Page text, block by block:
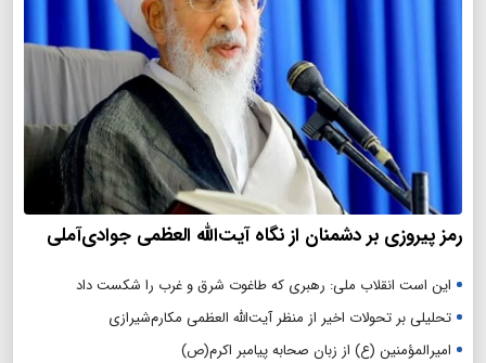
رمز پیروزی بر دشمنان از نگاه آیت‌الله العظمی جوادی‌آملی
این است انقلاب ملی: رهبری که طاغوت شرق و غرب را شکست داد
تحلیلی بر تحولات اخیر از منظر آیت‌الله العظمی مکارم‌شیرازی
امیرالمؤمنین (ع) از زبان صحابه پیامبر اکرم(ص)